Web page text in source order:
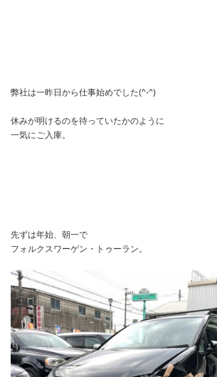
弊社は一昨日から仕事始めでした(^-^)
休みが明けるのを待っていたかのように
一気にご入庫。
先ずは年始、朝一で
フォルクスワーゲン・トゥーラン。